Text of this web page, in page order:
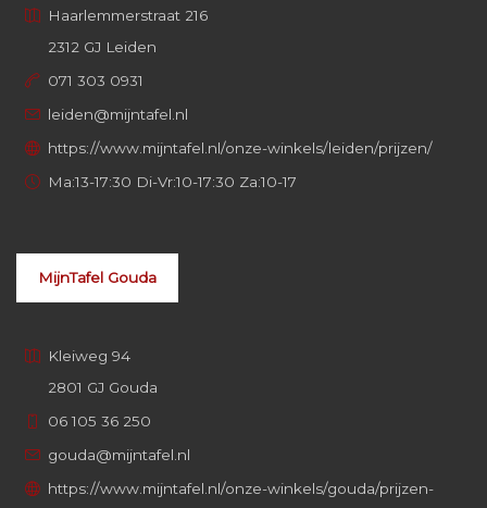
Haarlemmerstraat 216
2312 GJ Leiden
071 303 0931
leiden@mijntafel.nl
https://www.mijntafel.nl/onze-winkels/leiden/prijzen/
Ma:13-17:30 Di-Vr:10-17:30 Za:10-17
MijnTafel Gouda
Kleiweg 94
2801 GJ Gouda
06 105 36 250
gouda@mijntafel.nl
https://www.mijntafel.nl/onze-winkels/gouda/prijzen-